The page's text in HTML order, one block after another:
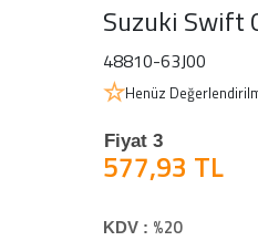
Suzuki Swift
48810-63J00
Henüz
Fiyat 3
577,93 TL
KDV : %20